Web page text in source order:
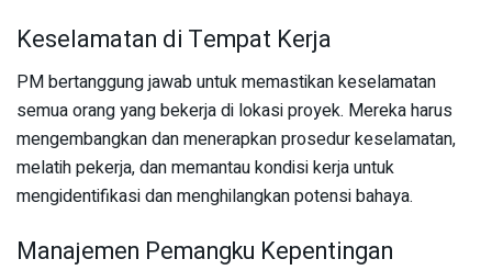
Keselamatan di Tempat Kerja
PM bertanggung jawab untuk memastikan keselamatan
semua orang yang bekerja di lokasi proyek. Mereka harus
mengembangkan dan menerapkan prosedur keselamatan,
melatih pekerja, dan memantau kondisi kerja untuk
mengidentifikasi dan menghilangkan potensi bahaya.
Manajemen Pemangku Kepentingan